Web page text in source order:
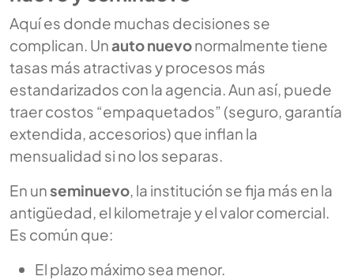
Aquí es donde muchas decisiones se
complican. Unauto nuevonormalmente tiene
tasas más atractivas y procesos más
estandarizados con la agencia. Aun así, puede
traer costos “empaquetados” (seguro, garantía
extendida, accesorios) que inflan la
mensualidad si no los separas.
En unseminuevo , la institución se fija más en la
antigüedad, el kilometraje y el valor comercial.
Es común que:
El plazo máximo sea menor.